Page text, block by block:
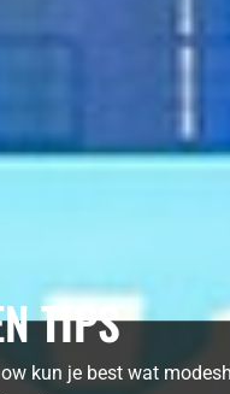
TIPS
kun je best wat